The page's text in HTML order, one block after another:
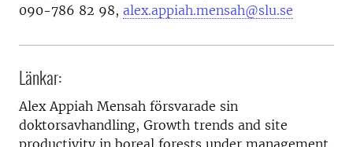
090-786 82 98, alex.appiah.mensah@slu.se
Länkar:
Alex Appiah Mensah försvarade sin
doktorsavhandling, Growth trends and site
productivity in boreal forests under management